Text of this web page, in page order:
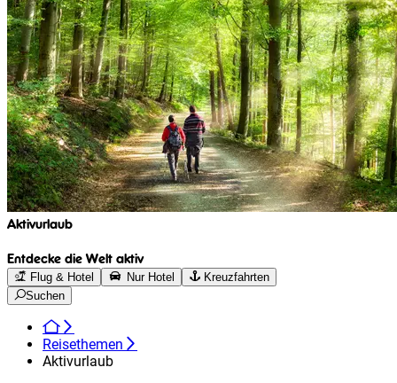
Aktivurlaub
Entdecke die Welt aktiv
Flug & Hotel Nur Hotel
Kreuzfahrten
Suchen
Reisethemen
Aktivurlaub